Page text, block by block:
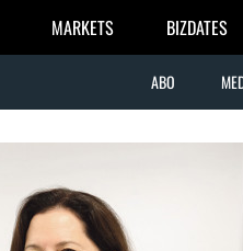
MARKETS BIZDATES
ABO